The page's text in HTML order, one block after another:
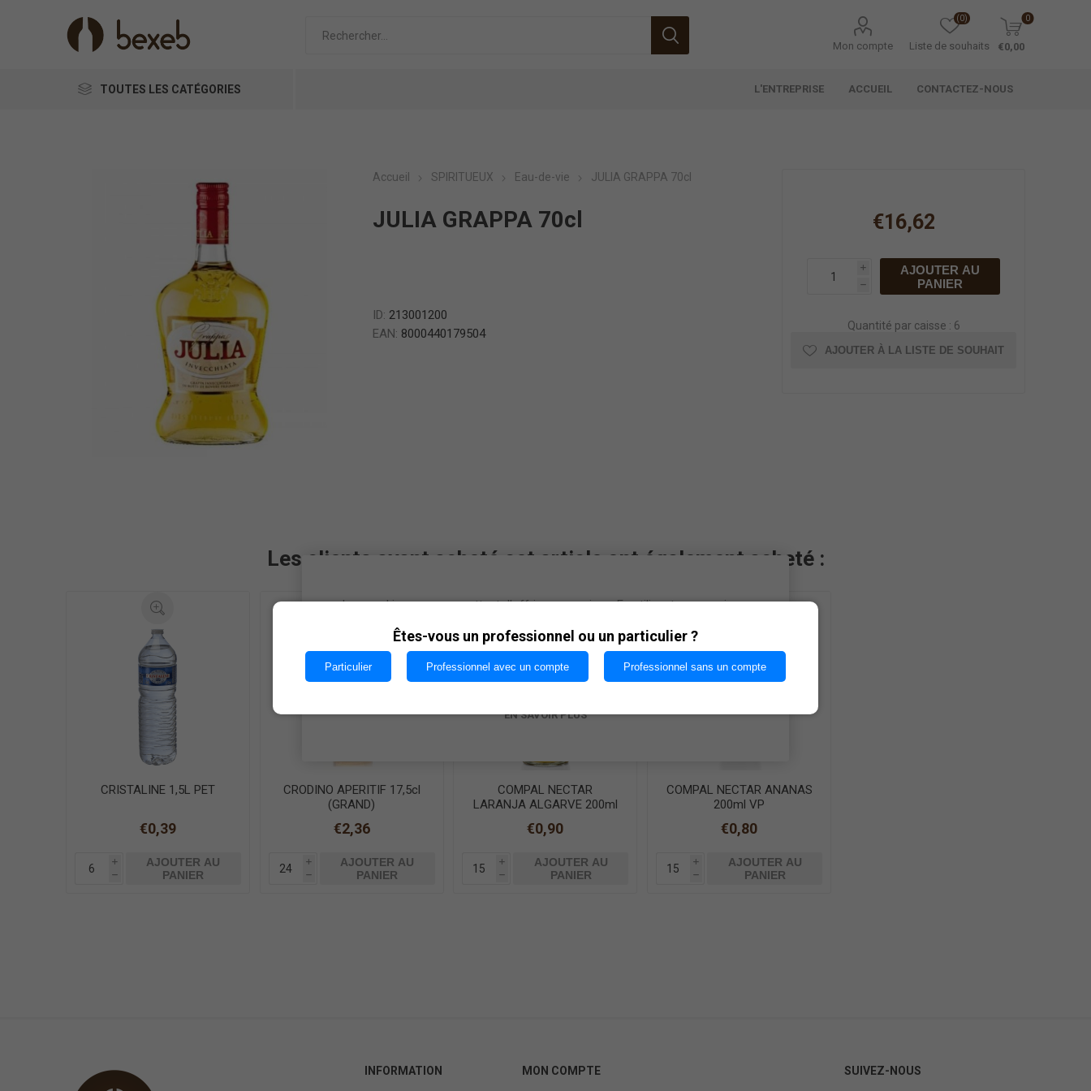
Mon compte Liste de souhaits
(0) 0
€0,00
TOUTES LES CATÉGORIES L'ENTREPRISE ACCUEIL CONTACTEZ-NOUS
Accueil SPIRITUEUX Eau-de-vie JULIA GRAPPA 70cl
JULIA GRAPPA 70cl
ID: 213001200
EAN: 8000440179504
€16,62
i
h
AJOUTER AU
PANIER
Quantité par caisse : 6
AJOUTER À LA LISTE DE SOUHAIT
Les clients ayant acheté cet article ont également acheté :
CRISTALINE 1,5L PET
€0,39
i
h
AJOUTER AU
PANIER
CRODINO APERITIF 17,5cl
(GRAND)
€2,36
i
h
AJOUTER AU
PANIER
COMPAL NECTAR
LARANJA ALGARVE 200ml
€0,90
i
h
AJOUTER AU
PANIER
COMPAL NECTAR ANANAS
200ml VP
€0,80
i
h
AJOUTER AU
PANIER
INFORMATION MON COMPTE SUIVEZ-NOUS
Les cookies nous permettent d'offrir nos services. En utilisant nos services,
OK
EN SAVOIR PLUS
Êtes-vous un professionnel ou un particulier ?
Particulier Professionnel avec un compte Professionnel sans un compte